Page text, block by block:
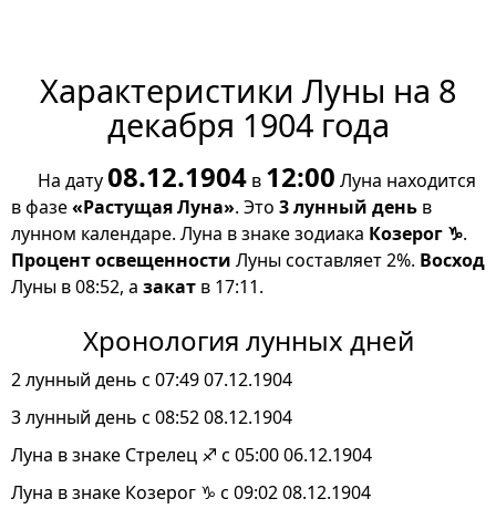
Характеристики Луны на 8
декабря 1904 года
На дату08.12.1904 в 12:00 Луна находится
в фазе«Растущая Луна». Это 3 лунный день в
лунном календаре. Луна в знаке зодиака Козерог ♑.
Процент освещенности Луны составляет 2%. Восход
Луны в 08:52, а закат в 17:11.
Хронология лунных дней
2 лунный день с 07:49 07.12.1904
3 лунный день с 08:52 08.12.1904
Луна в знаке Стрелец ♐ с 05:00 06.12.1904
Луна в знаке Козерог ♑ с 09:02 08.12.1904